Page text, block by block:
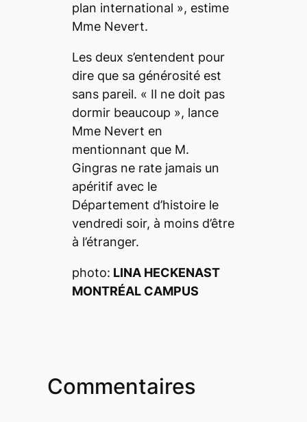
plan international », estime
Mme Nevert.
Les deux s’entendent pour
dire que sa générosité est
sans pareil. « Il ne doit pas
dormir beaucoup », lance
Mme Nevert en
mentionnant que M.
Gingras ne rate jamais un
apéritif avec le
Département d’histoire le
vendredi soir, à moins d’être
à l’étranger.
photo: LINA HECKENAST
MONTRÉAL CAMPUS
Commentaires